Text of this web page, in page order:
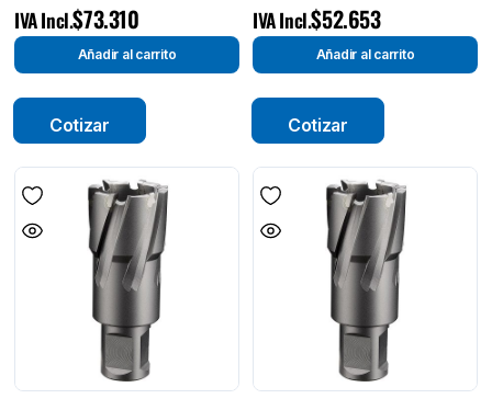
Broca de Corte
$73.310
IVA Incl.
Añadir al carrito
Cotizar
Broca de Corte-
$52.653
IVA Incl.
Añadir al carrito
Cotizar